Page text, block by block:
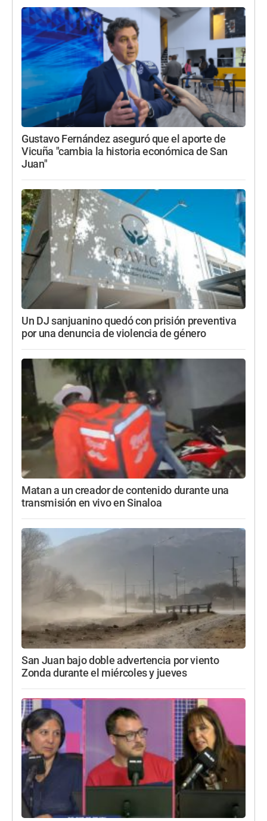
Gustavo Fernández aseguró que el aporte de
Vicuña "cambia la historia económica de San
Juan"
Un DJ sanjuanino quedó con prisión preventiva
por una denuncia de violencia de género
Matan a un creador de contenido durante una
transmisión en vivo en Sinaloa
San Juan bajo doble advertencia por viento
Zonda durante el miércoles y jueves